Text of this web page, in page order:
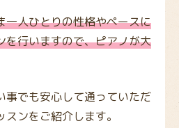
一人ひとりの性格やペースに
を行いますので、ピアノが大
事でも安心して通っていただ
ンをご紹介します。